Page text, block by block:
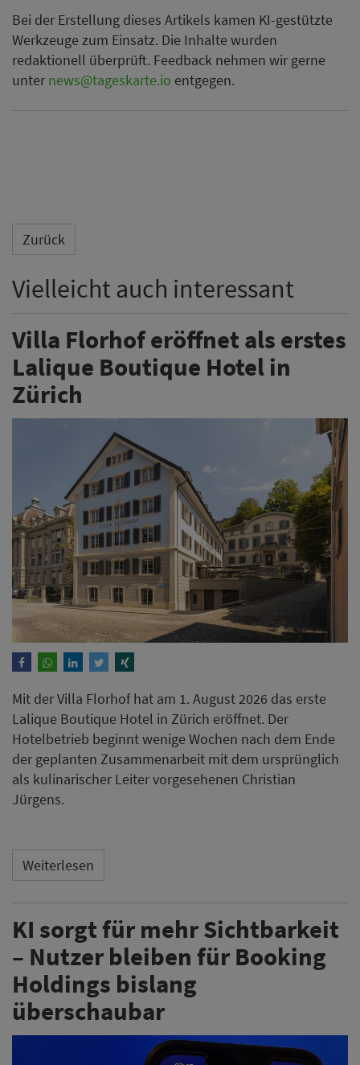
Bei der Erstellung dieses Artikels kamen KI-gestützte
Werkzeuge zum Einsatz. Die Inhalte wurden
redaktionell überprüft. Feedback nehmen wir gerne
unter news@tageskarte.io entgegen.
Zurück
Vielleicht auch interessant
Villa Florhof eröffnet als erstes
Lalique Boutique Hotel in
Zürich
Mit der Villa Florhof hat am 1. August 2026 das erste
Lalique Boutique Hotel in Zürich eröffnet. Der
Hotelbetrieb beginnt wenige Wochen nach dem Ende
der geplanten Zusammenarbeit mit dem ursprünglich
als kulinarischer Leiter vorgesehenen Christian
Jürgens.
Weiterlesen
KI sorgt für mehr Sichtbarkeit
– Nutzer bleiben für Booking
Holdings bislang
überschaubar